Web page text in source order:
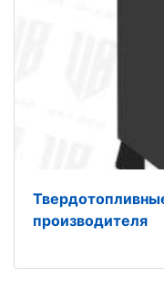
производителя